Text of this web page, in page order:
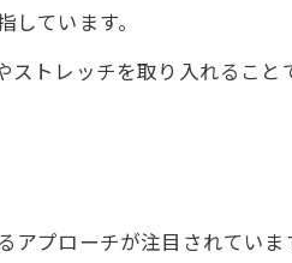
ています。
トレッチを取り入れること
プローチが注目されていま